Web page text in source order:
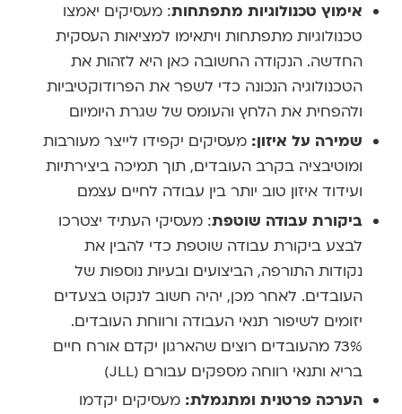
אימוץ טכנולוגיות מתפתחות: מעסיקים יאמצו
טכנולוגיות מתפתחות ויתאימו למציאות העסקית
החדשה. הנקודה החשובה כאן היא לזהות את
הטכנולוגיה הנכונה כדי לשפר את הפרודוקטיביות
ולהפחית את הלחץ והעומס של שגרת היומיום
שמירה על איזון: מעסיקים יקפידו לייצר מעורבות
ומוטיבציה בקרב העובדים, תוך תמיכה ביצירתיות
ועידוד איזון טוב יותר בין עבודה לחיים עצמם
ביקורת עבודה שוטפת: מעסיקי העתיד יצטרכו
לבצע ביקורת עבודה שוטפת כדי להבין את
נקודות התורפה, הביצועים ובעיות נוספות של
העובדים. לאחר מכן, יהיה חשוב לנקוט בצעדים
יזומים לשיפור תנאי העבודה ורווחת העובדים.
73% מהעובדים רוצים שהארגון יקדם אורח חיים
בריא ותנאי רווחה מספקים עבורם (JLL)
הערכה פרטנית ומתגמלת: מעסיקים יקדמו